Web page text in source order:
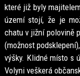
které již byly
území stojí, že je
chatu v jižní polovině
(možnost
výšky. Klidné místo s
Volyni veškerá